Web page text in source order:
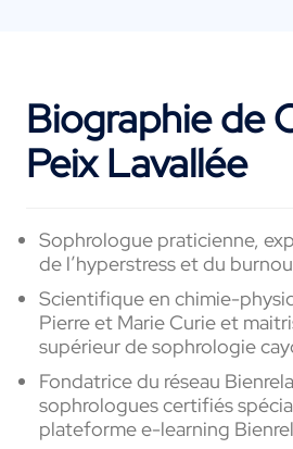
Biographie de
Peix Lavallée
Sophrologue praticienne,
de l’hyperstress et du
Scientifique en chimie-
Pierre et Marie Curie et
supérieur de sophrologie
Fondatrice du réseau
sophrologues certifiés
plateforme e-learning